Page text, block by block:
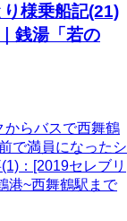
様乗船記(21)
銭湯「若の
からバスで西舞鶴
で満員になったシ
：[2019セレブリ
港~西舞鶴駅まで